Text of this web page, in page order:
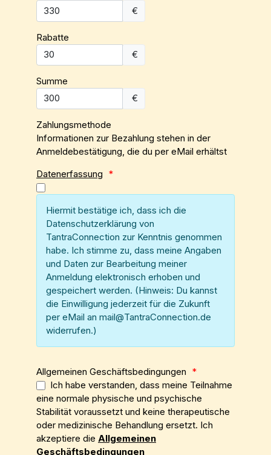
€
Rabatte
€
Summe
€
Zahlungsmethode
Informationen zur Bezahlung stehen in der
Anmeldebestätigung, die du per eMail erhältst
Datenerfassung *
Hiermit bestätige ich, dass ich die
Datenschutzerklärung von
TantraConnection zur Kenntnis genommen
habe. Ich stimme zu, dass meine Angaben
und Daten zur Bearbeitung meiner
Anmeldung elektronisch erhoben und
gespeichert werden. (Hinweis: Du kannst
die Einwilligung jederzeit für die Zukunft
per eMail an mail@TantraConnection.de
widerrufen.)
Allgemeinen Geschäftsbedingungen *
Ich habe verstanden, dass meine Teilnahme
eine normale physische und psychische
Stabilität voraussetzt und keine therapeutische
oder medizinische Behandlung ersetzt. Ich
akzeptiere die Allgemeinen
Geschäftsbedingungen